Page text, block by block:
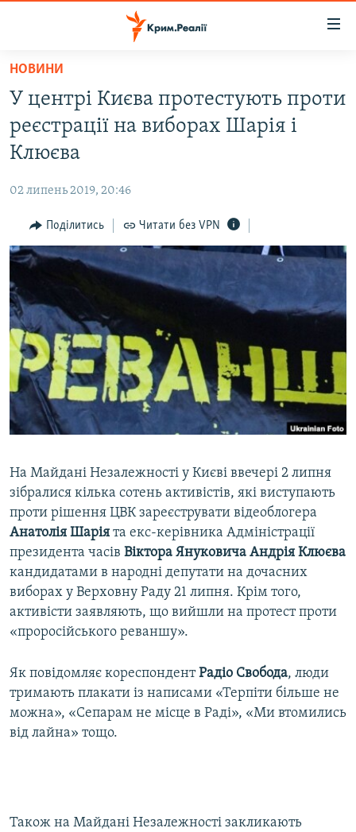
Перейти
основного
матеріалу
Перейти
до
основної
Перейти
до
пошуку
ВОДА.КРИМ
ВІДЕО ТА ФОТО
БЛОГИ
ПОГЛЯД
ІНТЕРВ'Ю
ВСЕ ЗА ДЕНЬ
СПЕЦПРОЕКТИ
ДЕПОРТАЦІЯ
ВІДЕОУРОКИ «ELIFBE»
СВІДЧЕННЯ ОКУПАЦІЇ
УКРАЇНСЬКА ПРОБЛЕМА КРИМУ
ЯК ОБІЙТИ БЛОКУВАННЯ
Русский
Qırımtatar
Усі сайти RFE/RL
НОВИНИ
У центрі Києва протестують проти
реєстрації на виборах Шарія і
Клюєва
02 липень 2019, 20:46
Поділитись Читати без VPN
На Майдані Незалежності у Києві ввечері 2 липня
зібралися кілька сотень активістів, які виступають
проти рішення ЦВК зареєструвати відеоблогера
Анатолія Шарія та екс-керівника Адміністрації
президента часів Віктора Януковича Андрія Клюєва
кандидатами в народні депутати на дочасних
виборах у Верховну Раду 21 липня. Крім того,
активісти заявляють, що вийшли на протест проти
«проросійського реваншу».
Як повідомляє кореспондентРадіо Свобода, люди
тримають плакати із написами «Терпіти більше не
можна», «Сепарам не місце в Раді», «Ми втомились
від лайна» тощо.
Також на Майдані Незалежності закликають